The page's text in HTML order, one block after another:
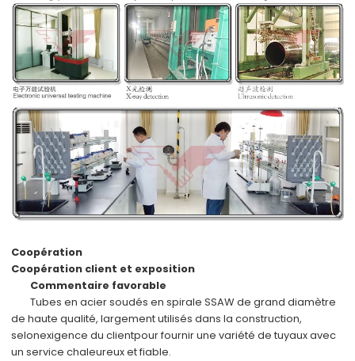
Coopération
Coopération client et exposition
Commentaire favorable
Tubes en acier soudés en spirale SSAW de grand diamètre
de haute qualité, largement utilisés dans la construction,
selonexigence du clientpour fournir une variété de tuyaux avec
un service chaleureux et fiable.